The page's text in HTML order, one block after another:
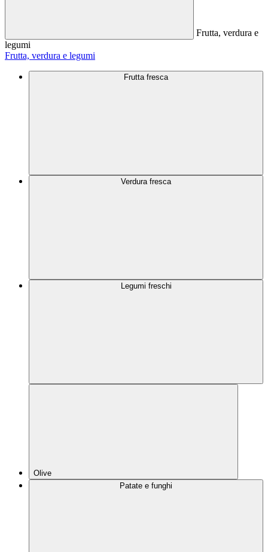
Frutta, verdura e
legumi
Frutta, verdura e legumi
Frutta fresca
Verdura fresca
Legumi freschi
Olive
Patate e funghi